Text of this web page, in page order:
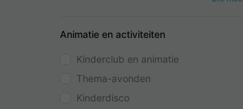
Animatie en activiteiten
Kinderclub en animatie
Thema-avonden
Kinderdisco